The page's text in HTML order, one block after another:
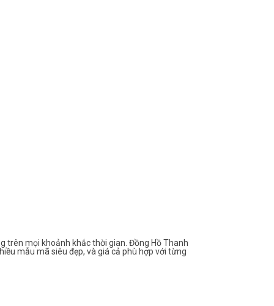
trên mọi khoảnh khắc thời gian. Đồng Hồ Thanh
mẫu mã siêu đẹp, và giá cả phù hợp với từng